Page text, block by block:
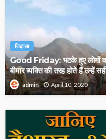
जिज्ञासा
Good Friday: भटके हुए लोगों की
बीमार व्यक्ति की तरह होते हैं उन्हें
admin April 10, 2020